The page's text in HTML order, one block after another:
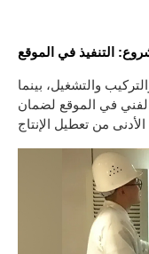
التنفيذ في الموقع
والتشغيل، بينما
في الموقع لضمان